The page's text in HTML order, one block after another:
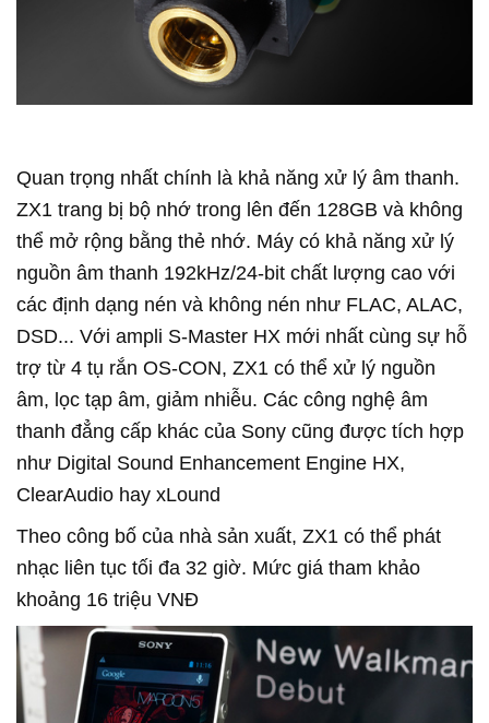
Quan trọng nhất chính là khả năng xử lý âm thanh.
ZX1 trang bị bộ nhớ trong lên đến 128GB và không
thể mở rộng bằng thẻ nhớ. Máy có khả năng xử lý
nguồn âm thanh 192kHz/24-bit chất lượng cao với
các định dạng nén và không nén như FLAC, ALAC,
DSD... Với ampli S-Master HX mới nhất cùng sự hỗ
trợ từ 4 tụ rắn OS-CON, ZX1 có thể xử lý nguồn
âm, lọc tạp âm, giảm nhiễu. Các công nghệ âm
thanh đẳng cấp khác của Sony cũng được tích hợp
như Digital Sound Enhancement Engine HX,
ClearAudio hay xLound
Theo công bố của nhà sản xuất, ZX1 có thể phát
nhạc liên tục tối đa 32 giờ. Mức giá tham khảo
khoảng 16 triệu VNĐ